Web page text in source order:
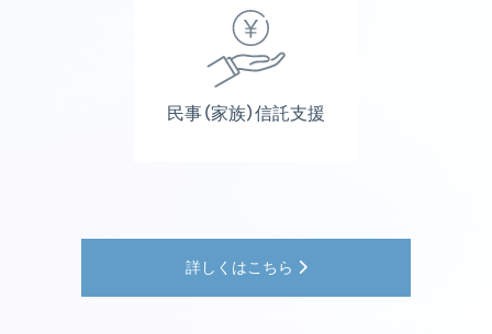
民事（家族）信託支援
詳しくはこちら